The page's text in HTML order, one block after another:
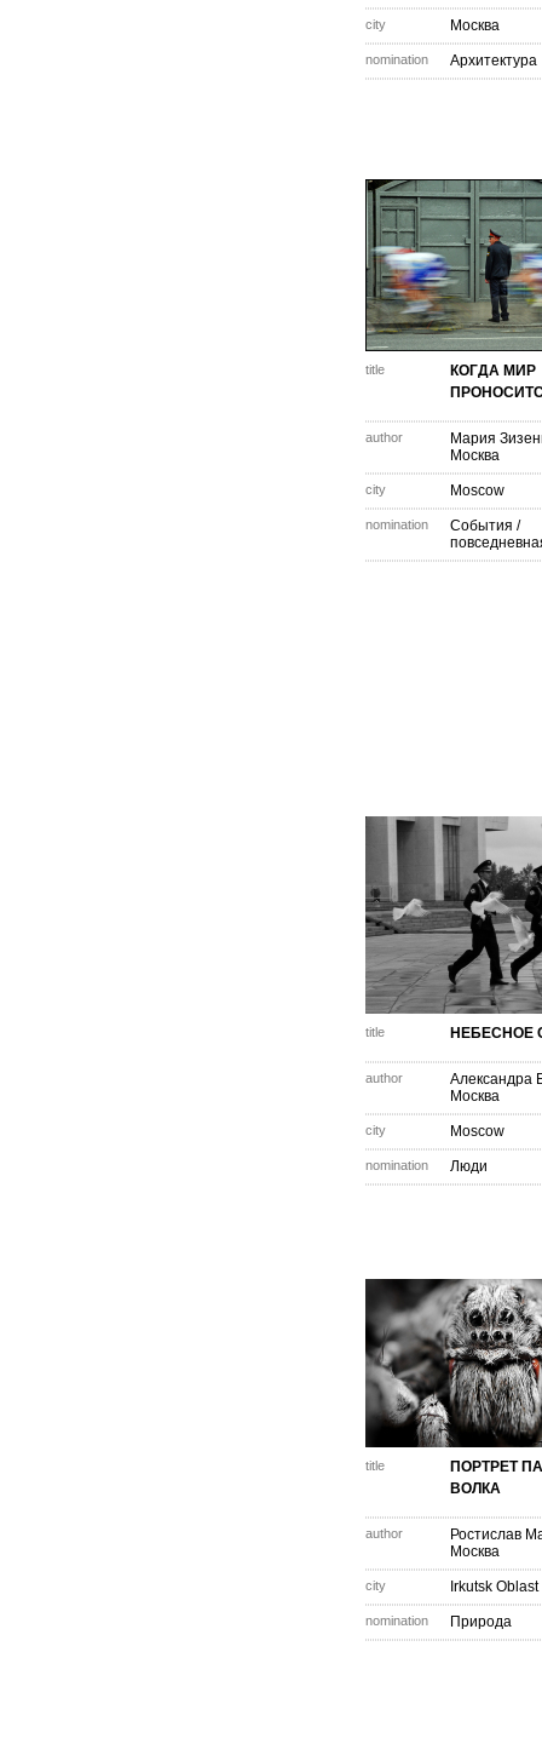
city Москва
nomination Архитектура
title
КОГДА МИР
author
Мария
Москва
city Moscow
nomination
События /
title НЕБЕСНОЕ
author
Александра
Москва
city Moscow
nomination Люди
title
ПОРТРЕТ
ВОЛКА
author
Ростислав
Москва
city Irkutsk Oblast
nomination Природа